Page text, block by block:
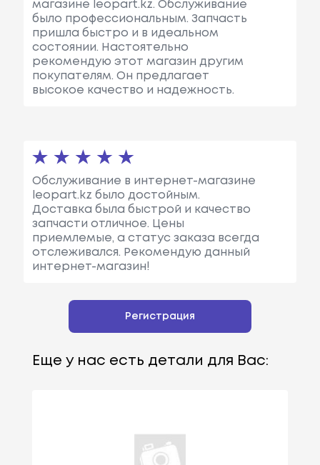
магазине leopart.kz. Обслуживание
было профессиональным. Запчасть
пришла быстро и в идеальном
состоянии. Настоятельно
рекомендую этот магазин другим
покупателям. Он предлагает
высокое качество и надежность.
Обслуживание в интернет-магазине
leopart.kz было достойным.
Доставка была быстрой и качество
запчасти отличное. Цены
приемлемые, а статус заказа всегда
отслеживался. Рекомендую данный
интернет-магазин!
Регистрация
Еще у нас есть детали для Вас: